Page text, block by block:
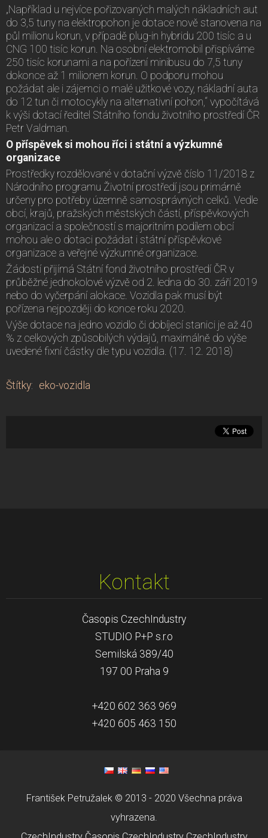
„Například u nejvíce pořizovaných malých nákladních aut
do 3,5 tuny na elektropohon je dotace nově stanovena na
půl milionu korun, v případě plug-in hybridu 200 tisíc a u
CNG 100 tisíc korun. Na osobní elektromobil přispíváme
250 tisíc korunami a na pořízení minibusu do 7,5 tuny
dokonce až 1 milionem korun. O podporu mohou
požádat ale i zájemci o malé užitkové vozy, nákladní auta
do 12 tun či motocykly na alternativní pohon,“ vypočítává
k výši dotací ředitel Státního fondu životního prostředí ČR
Petr Valdman.
O příspěvek si mohou říci i státní a výzkumné
organizace
Prostředky rozdělované v dotační výzvě číslo 11/2018 z
Národního programu Životní prostředí jsou primárně
určeny pro potřeby územně samosprávných celků. Vedle
obcí, krajů, pražských městských částí, příspěvkových
organizací a společností s majoritním podílem obcí
mohou ale o dotaci požádat i státní příspěvkové
organizace a veřejné výzkumné organizace.
Žádostí přijímá Státní fond životního prostředí ČR v
průběžné jednokolové výzvě od 2. ledna do 30. září 2019
nebo do vyčerpání alokace. Vozidla pak musí být
pořízena nejpozději do konce roku 2020.
Výše dotace na jedno vozidlo či dobíjecí stanici je až 40
% z celkových způsobilých výdajů, maximálně do výše
uvedené fixní částky dle typu vozidla. (17. 12. 2018)
Štítky: eko-vozidla
Kontakt
Časopis CzechIndustry
STUDIO P+P s.r.o
Semilská 389/40
197 00 Praha 9
+420 602 363 969
+420 605 463 150
František Petružalek © 2013 - 2020 Všechna práva
vyhrazena.